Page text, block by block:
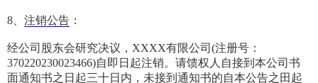
8、 注销公告 ：
经公司股东会研究决议，XXXX有限公司(注册号：
370220230023466)自即日起注销。请馈权人自接到本公司书
面通知书之日起三十日内，未接到通知书的自本公告之田起